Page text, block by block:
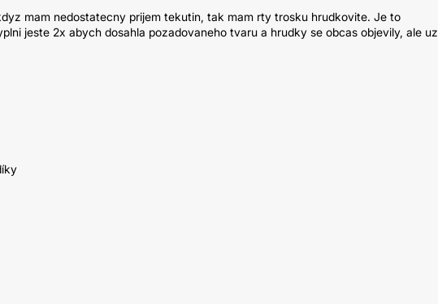
mam nedostatecny prijem tekutin, tak mam rty trosku hrudkovite. Je to
jeste 2x abych dosahla pozadovaneho tvaru a hrudky se obcas objevily, ale uz